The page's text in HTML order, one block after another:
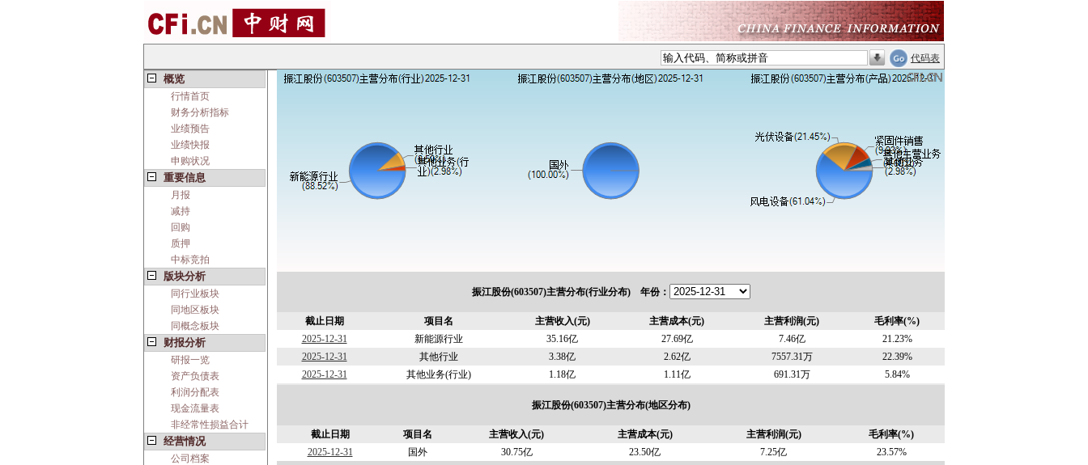
代码表
概览
行情首页
财务分析指标
业绩预告
业绩快报
申购状况
重要信息
月报
减持
回购
质押
中标竞拍
版块分析
同行业板块
同地区板块
同概念板块
财报分析
研报一览
资产负债表
利润分配表
现金流量表
非经常性损益合计
经营情况
公司档案
振江股份(603507)主营分布(行业分布) 年份：
截止日期 项目名 主营收入(元) 主营成本(元) 主营利润(元)
毛利率(%)
2025-12-31
新能源行业 35.16亿 27.69亿 7.46亿
21.23%
2025-12-31
其他行业 3.38亿 2.62亿 7557.31万
22.39%
2025-12-31
其他业务(行业) 1.18亿 1.11亿 691.31万 5.84%
振江股份(603507)主营分布(地区分布)
截止日期 项目名 主营收入(元) 主营成本(元) 主营利润(元)
毛利率(%)
2025-12-31
国外 30.75亿 23.50亿 7.25亿 23.57%